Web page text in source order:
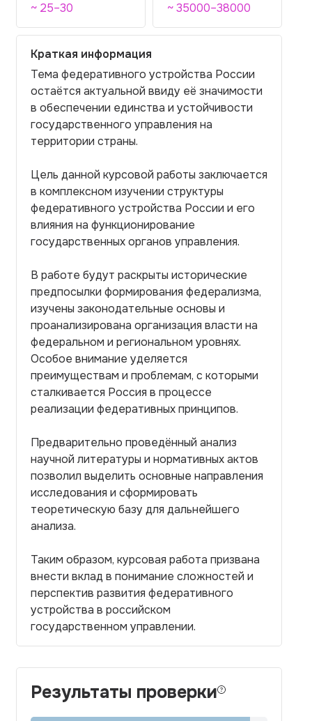
~ 25–30
~ 35000–38000
Краткая информация
Тема федеративного устройства России
остаётся актуальной ввиду её значимости
в обеспечении единства и устойчивости
государственного управления на
территории страны.
Цель данной курсовой работы заключается
в комплексном изучении структуры
федеративного устройства России и его
влияния на функционирование
государственных органов управления.
В работе будут раскрыты исторические
предпосылки формирования федерализма,
изучены законодательные основы и
проанализирована организация власти на
федеральном и региональном уровнях.
Особое внимание уделяется
преимуществам и проблемам, с которыми
сталкивается Россия в процессе
реализации федеративных принципов.
Предварительно проведённый анализ
научной литературы и нормативных актов
позволил выделить основные направления
исследования и сформировать
теоретическую базу для дальнейшего
анализа.
Таким образом, курсовая работа призвана
внести вклад в понимание сложностей и
перспектив развития федеративного
устройства в российском
государственном управлении.
Результаты проверки